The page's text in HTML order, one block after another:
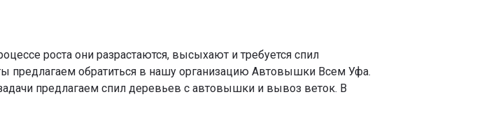
роста они разрастаются, высыхают и требуется спил
предлагаем обратиться в нашу организацию Автовышки Всем Уфа.
предлагаем спил деревьев с автовышки и вывоз веток. В